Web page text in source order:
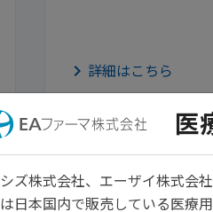
詳細はこちら
医
ズ株式会社、エーザイ株式会
日本国内で販売している医療